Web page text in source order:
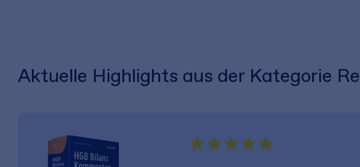
Aktuelle Highlights aus der Kategorie